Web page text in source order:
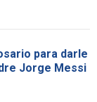
para darle
Jorge Messi